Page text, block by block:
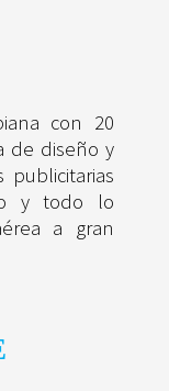
con 20
de diseño y
publicitarias
y todo lo
a gran